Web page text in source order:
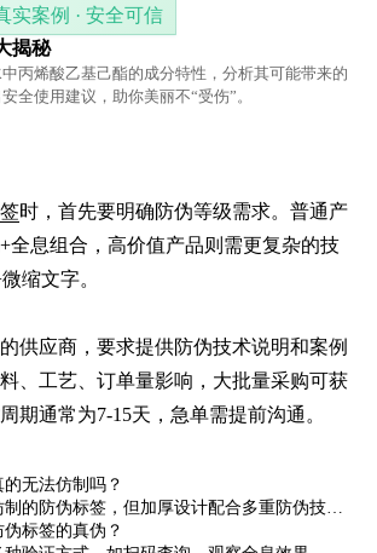
实案例 · 安全可信
揭秘
丙烯酸乙基己酯的成分特性，分析其可能带来的
全使用建议，助你美丽不“受伤”。
时，首先要明确防伪等级需求。普通产
全息组合，高价值产品则需更复杂的技
缩文字。
供应商，要求提供防伪技术说明和案例
、工艺、订单量影响，大批量采购可获
期通常为7-15天，急单需提前沟通。
无法仿制吗？
的防伪标签，但加厚设计配合多重防伪技术
度和成本，使仿制在经济上不划算。
标签的真伪？